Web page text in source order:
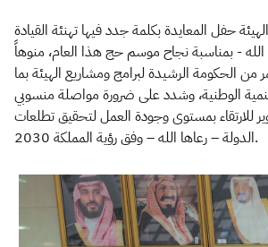
حفل المعايدة بكلمة جدد فيها تهنئة القيادة
- بمناسبة نجاح موسم حج هذا العام، منوهاً
من الحكومة الرشيدة لبرامج ومشاريع الهيئة بما
الوطنية، وشدد على ضرورة مواصلة منسوبي
للارتقاء بمستوى وجودة العمل لتحقيق تطلعات
الدولة – رعاها الله – وفق رؤية المملكة 2030.